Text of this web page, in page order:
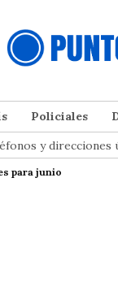
Policiales
y direcciones
para junio